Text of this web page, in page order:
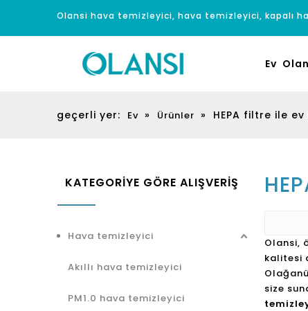
Olansi hava temizleyici, hava temizleyici, kapalı
Ev
geçerli yer: Ev » Ürünler » HEPA filtre ile
KATEGORİYE GÖRE ALIŞVERİŞ
Hava temizleyici
Akıllı hava temizleyici
PM1.0 hava temizleyici
Olansi,
kalitesi
size